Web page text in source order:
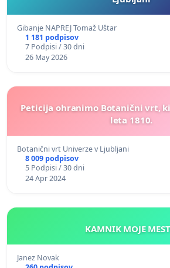
Gibanje NAPREJ Tomaž Uštar
1 181 podpisov
7 Podpisi / 30 dni
26 May 2026
Peticija ohranimo Botanični vrt,
leta 1810.
Botanični vrt Univerze v Ljubljani
8 009 podpisov
5 Podpisi / 30 dni
24 Apr 2024
KAMNIK MOJE
Janez Novak